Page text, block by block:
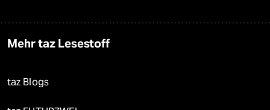
Mehr taz Lesestoff
taz Blogs